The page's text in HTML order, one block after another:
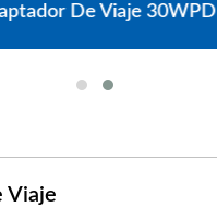
De Viaje 30WPD
Viaje